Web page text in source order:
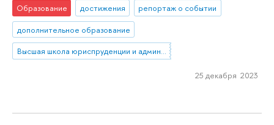
Образование достижения
репортаж о событии
дополнительное образование
Высшая школа юриспруденции и администрирования
25 декабря 2023